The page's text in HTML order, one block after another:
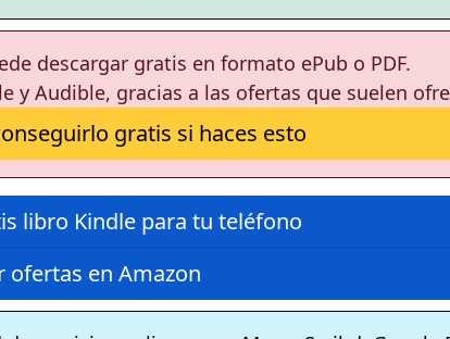
descargar gratis en formato ePub o PDF.
y Audible, gracias a las ofertas que suelen
gratis si haces esto
libro Kindle para tu teléfono
ofertas en Amazon